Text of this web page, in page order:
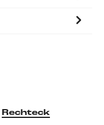
Rechteck